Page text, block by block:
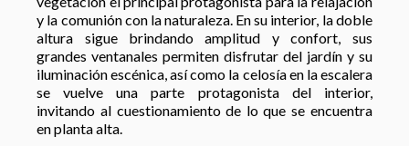
y la comunión con la naturaleza. En su interior, la doble
altura sigue brindando amplitud y confort, sus
grandes ventanales permiten disfrutar del jardín y su
iluminación escénica, así como la celosía en la escalera
se vuelve una parte protagonista del interior,
invitando al cuestionamiento de lo que se encuentra
en planta alta.